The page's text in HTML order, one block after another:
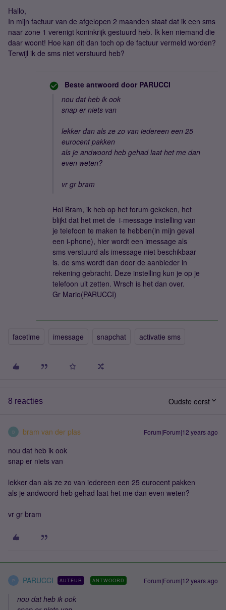
Hallo,
In mijn factuur van de afgelopen 2 maanden staat dat ik een sms
naar zone 1 verenigt koninkrijk gestuurd heb. Ik ken niemand die
daar woont! Hoe kan dit dan toch op de factuur vermeld worden?
Terwijl ik de sms niet verstuurd heb?
Beste antwoord door PARUCCI
nou dat heb ik ook
snap er niets van
lekker dan als ze zo van iedereen een 25
eurocent pakken
als je andwoord heb gehad laat het me dan
even weten?
vr gr bram
Hoi Bram, ik heb op het forum gekeken, het
blijkt dat het met de i-message instelling van
je telefoon te maken te hebben(in mijn geval
een i-phone), hier wordt een imessage als
sms verstuurd als imessage niet beschikbaar
is. de sms wordt dan door de aanbieder in
rekening gebracht. Deze instelling kun je op je
telefoon uit zetten. Wrsch is het dan over.
Gr Mario(PARUCCI)
facetime imessage snapchat activatie sms
8 reacties Oudste eerst
B bram van der plas Forum|Forum|12 years ago
nou dat heb ik ook
snap er niets van
lekker dan als ze zo van iedereen een 25 eurocent pakken
als je andwoord heb gehad laat het me dan even weten?
vr gr bram
P PARUCCI AUTEUR ANTWOORD Forum|Forum|12 years ago
nou dat heb ik ook